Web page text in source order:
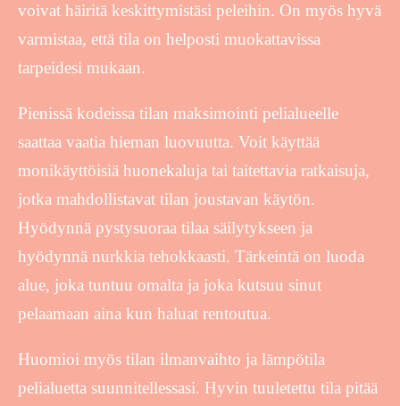
voivat häiritä keskittymistäsi peleihin. On myös hyvä
varmistaa, että tila on helposti muokattavissa
tarpeidesi mukaan.
Pienissä kodeissa tilan maksimointi pelialueelle
saattaa vaatia hieman luovuutta. Voit käyttää
monikäyttöisiä huonekaluja tai taitettavia ratkaisuja,
jotka mahdollistavat tilan joustavan käytön.
Hyödynnä pystysuoraa tilaa säilytykseen ja
hyödynnä nurkkia tehokkaasti. Tärkeintä on luoda
alue, joka tuntuu omalta ja joka kutsuu sinut
pelaamaan aina kun haluat rentoutua.
Huomioi myös tilan ilmanvaihto ja lämpötila
pelialuetta suunnitellessasi. Hyvin tuuletettu tila pitää